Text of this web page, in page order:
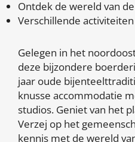
Ontdek de wereld van
Verschillende
Gelegen in het
deze bijzondere
jaar oude
knusse accommodatie
studios. Geniet van het
Verzej op het
kennis met de wereld